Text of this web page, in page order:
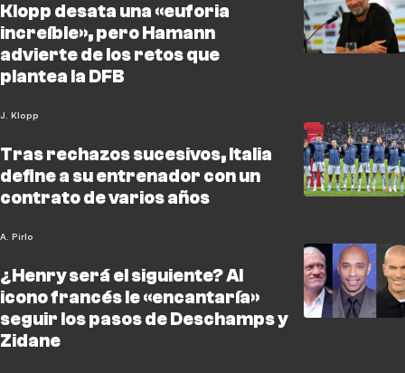
Klopp desata una «euforia
increíble», pero Hamann
advierte de los retos que
plantea la DFB
J. Klopp
Tras rechazos sucesivos, Italia
define a su entrenador con un
contrato de varios años
A. Pirlo
¿Henry será el siguiente? Al
icono francés le «encantaría»
seguir los pasos de Deschamps y
Zidane